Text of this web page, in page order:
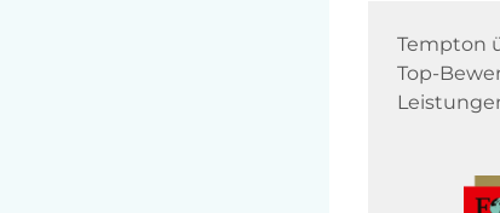
Tempton
Top-